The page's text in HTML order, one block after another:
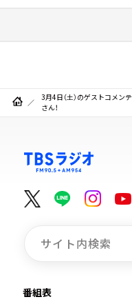
3月4日（土）のゲストコメン
さん！
番組表